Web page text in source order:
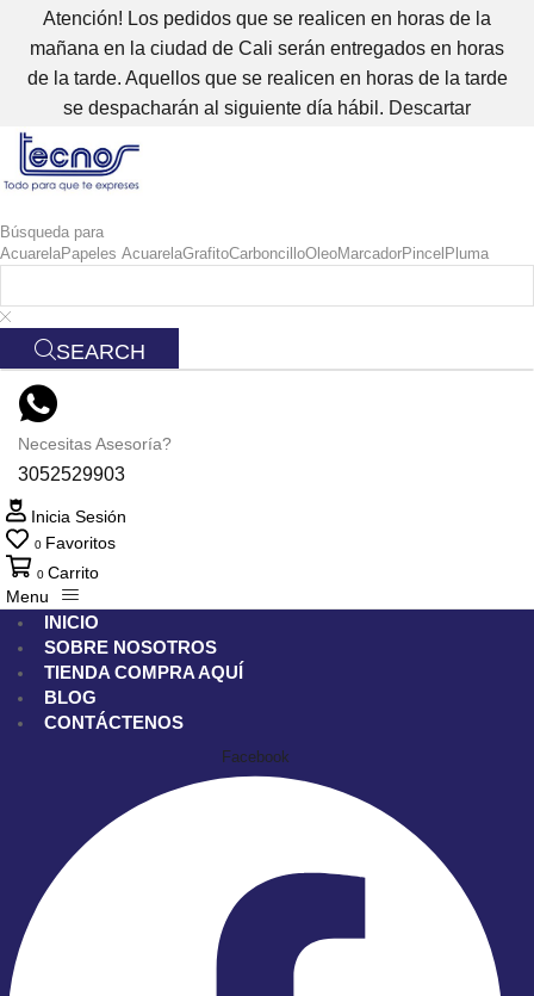
Atención! Los pedidos que se realicen en horas de la
mañana en la ciudad de Cali serán entregados en horas
de la tarde. Aquellos que se realicen en horas de la tarde
se despacharán al siguiente día hábil. Descartar
Búsqueda para
AcuarelaPapeles AcuarelaGrafitoCarboncilloOleoMarcadorPincel Pluma
SEARCH
Necesitas Asesoría?
3052529903
Inicia Sesión
0 Favoritos
0 Carrito
Menu
INICIO
SOBRE NOSOTROS
TIENDA COMPRA AQUÍ
BLOG
CONTÁCTENOS
Facebook